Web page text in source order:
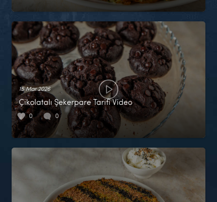
15 Mar 2026
Çikolatalı Şekerpare Tarifi Video
0 0